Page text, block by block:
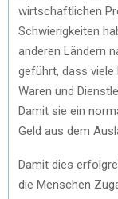
wirtschaftlichen
Schwierigkeiten
anderen Ländern
geführt, dass
Waren und
Damit sie ein
Geld aus dem
Damit dies
die Menschen